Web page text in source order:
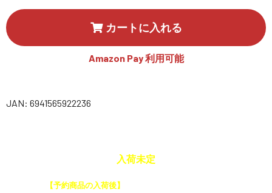
SEKIDO
カートに入れる
Amazon Pay 利用可能
JAN: 6941565922236
入荷未定
【予約商品の入荷後】